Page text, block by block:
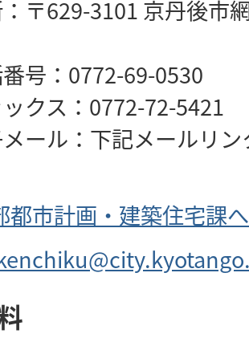
〒629-3101 京丹後市
号：0772-69-0530
クス：0772-72-5421
ール：下記メールリ
都市計画・建築住宅課